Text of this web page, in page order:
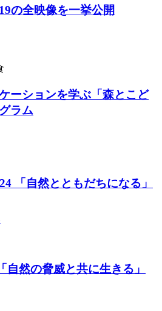
の全映像を一挙公開
ーションを学ぶ「森とこど
ラム
「自然とともだちになる」
然の脅威と共に生きる」